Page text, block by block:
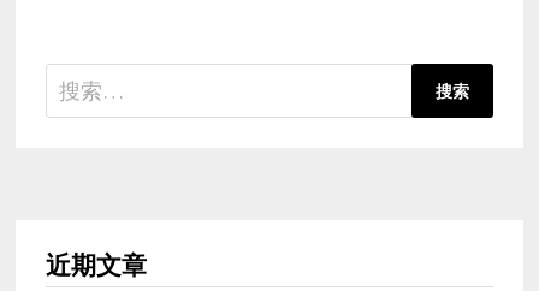
搜
索：
近期文章